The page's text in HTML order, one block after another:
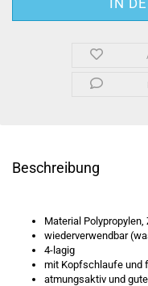
Beschreibung
Material Polypropylen,
wiederverwendbar
4-lagig
mit Kopfschlaufe und
atmungsaktiv und